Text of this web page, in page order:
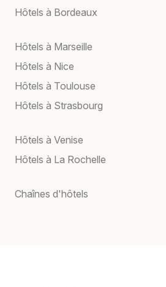
Hôtels à Bordeaux
Hôtels à Marseille
Hôtels à Nice
Hôtels à Toulouse
Hôtels à Strasbourg
Hôtels à Venise
Hôtels à La Rochelle
Chaînes d'hôtels